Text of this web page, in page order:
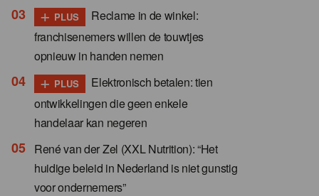
+ PLUS
Reclame in de winkel:
franchisenemers willen de touwtjes
opnieuw in handen nemen
+ PLUS
Elektronisch betalen: tien
ontwikkelingen die geen enkele
handelaar kan negeren
René van der Zel (XXL Nutrition): “Het
huidige beleid in Nederland is niet gunstig
voor ondernemers”